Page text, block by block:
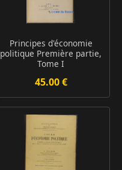
Principes d'économie
politique Première partie,
Tome I
45.00 €